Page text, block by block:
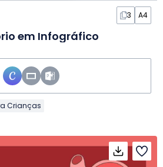
3 A4
em Infográfico
Crianças